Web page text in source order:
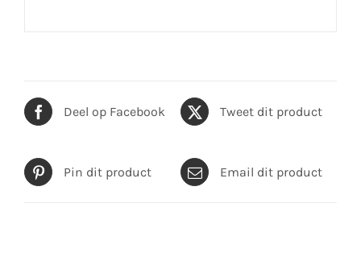
Deel op Facebook Tweet dit product
Pin dit product Email dit product